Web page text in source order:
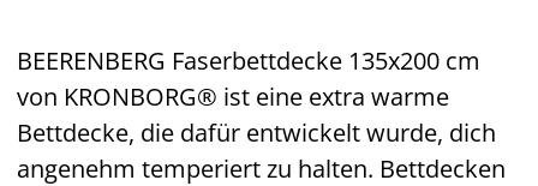
BEERENBERG Faserbettdecke 135x200 cm
von KRONBORG® ist eine extra warme
Bettdecke, die dafür entwickelt wurde, dich
angenehm temperiert zu halten. Bettdecken